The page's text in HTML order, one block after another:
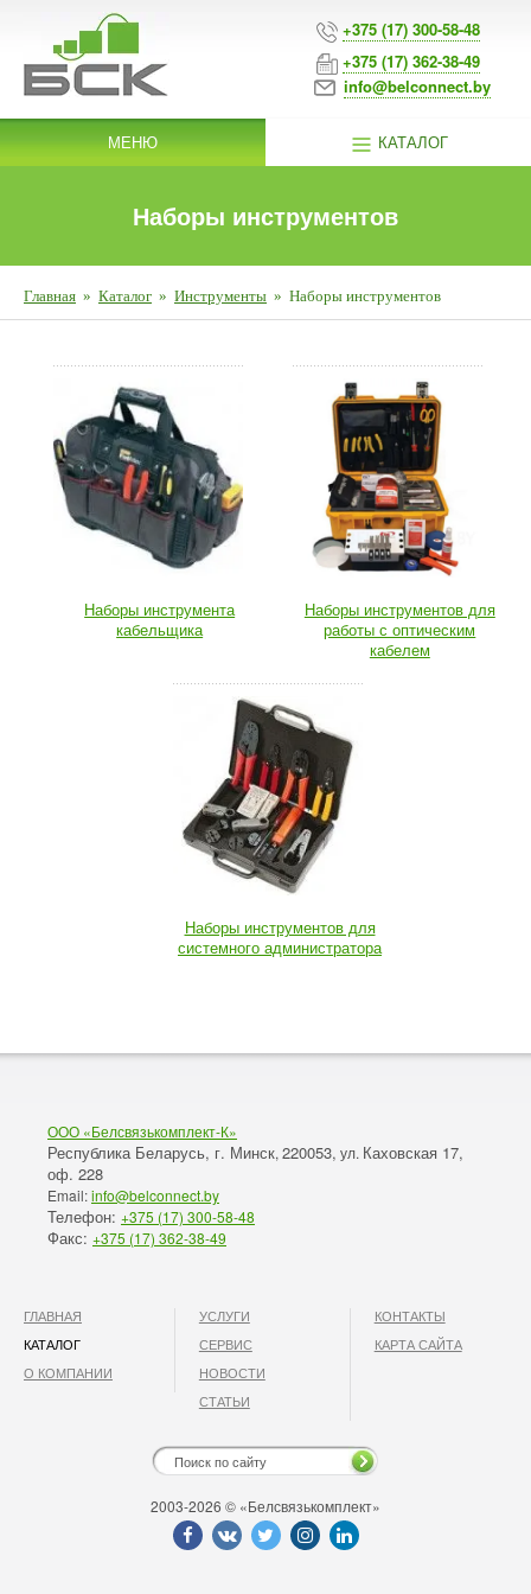
+375 (17) 300-58-48
+375 (17) 362-38-49
info@belconnect.by
МЕНЮ КАТАЛОГ
Наборы инструментов
Главная » Каталог » Инструменты » Наборы инструментов
Наборы инструмента
кабельщика
Наборы инструментов для
работы с оптическим
кабелем
Наборы инструментов для
системного администратора
ООО «Белсвязькомплект-К»
Республика Беларусь, г. Минск, 220053, ул. Каховская 17,
оф. 228
Email:info@belconnect.by
Телефон: +375 (17) 300-58-48
Факс: +375 (17) 362-38-49
ГЛАВНАЯ
КАТАЛОГ
О КОМПАНИИ
УСЛУГИ
СЕРВИС
НОВОСТИ
СТАТЬИ
КОНТАКТЫ
КАРТА САЙТА
2003-2026 © «Белсвязькомплект»